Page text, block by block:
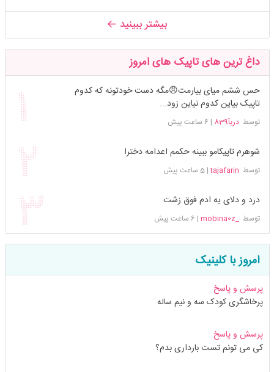
بیشتر ببینید
داغ ترین های تاپیک های امروز
حس ششم میای بیارمت😠مگه دست خودتونه که کدوم
تاپیک بیاین کدوم نیاین زود...
توسطدریآ839 | 6 ساعت پیش
شوهرم تاپیکامو ببینه حکمم اعدامه دخترا
توسط tajafarin
|5 ساعت پیش
درد و دلای یه ادم فوق زشت
توسط_mobina0z
| 6 ساعت پیش
امروز با کلینیک
پرسش و پاسخ
پرخاشگری کودک سه و نیم ساله
پرسش و پاسخ
کی می تونم تست بارداری بدم؟